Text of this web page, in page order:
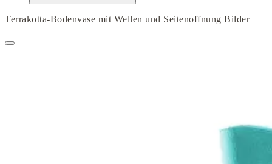
Terrakotta-Bodenvase mit Wellen und Seitenoffnung Bilder